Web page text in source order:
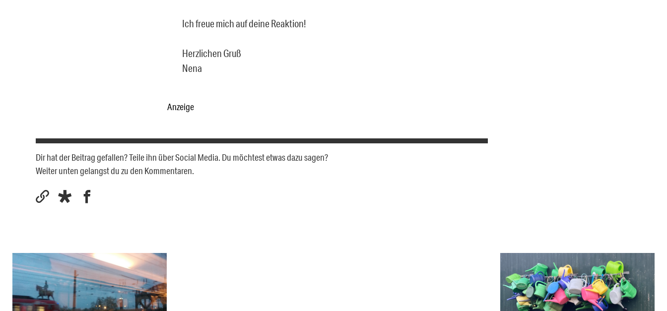
Ich freue mich auf deine Reaktion!
Herzlichen Gruß
Nena
Anzeige
Dir hat der Beitrag gefallen? Teile ihn über Social Media. Du möchtest etwas dazu sagen?
Weiter unten gelangst du zu den Kommentaren.